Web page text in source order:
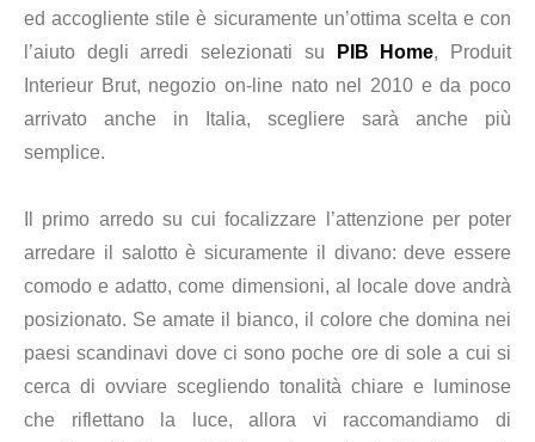
ed accogliente stile è sicuramente un’ottima scelta e con
l’aiuto degli arredi selezionati su
PIB Home, Produit
Interieur Brut, negozio on-line nato nel 2010 e da poco
arrivato anche in Italia, scegliere sarà anche più
semplice.
Il primo arredo su cui focalizzare l’attenzione per poter
arredare il salotto è sicuramente il divano: deve essere
comodo e adatto, come dimensioni, al locale dove andrà
posizionato. Se amate il bianco, il colore che domina nei
paesi scandinavi dove ci sono poche ore disole a cui si
cerca di ovviare scegliendo tonalità chiare e luminose
che riflettano la luce, allora vi raccomandiamo di